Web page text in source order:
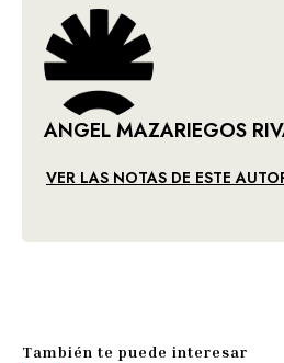
ANGEL MAZARIEGOS
VER LAS NOTAS DE ESTE
También te puede interesar